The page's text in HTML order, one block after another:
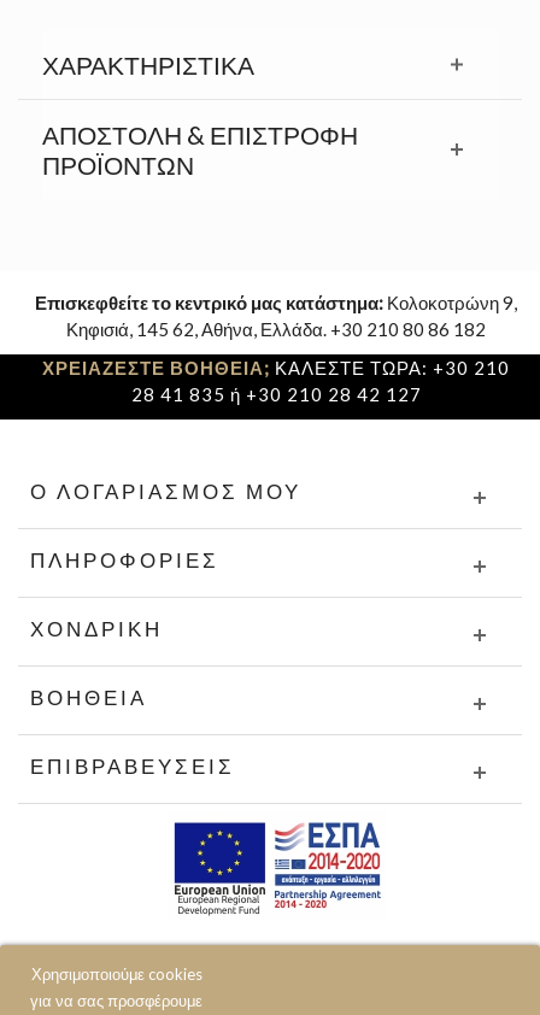
Χρησιμοποιούμε cookies
για να σας προσφέρουμε
ΧΑΡΑΚΤΗΡΙΣΤΙΚΆ
ΑΠΟΣΤΟΛΉ & ΕΠΙΣΤΡΟΦΉ
ΠΡΟΪΟΝΤΩΝ
Επισκεφθείτε το κεντρικό μας κατάστημα: Κολοκοτρώνη 9,
Κηφισιά, 145 62, Αθήνα, Ελλάδα. +30 210 80 86 182
ΧΡΕΙΑΖΕΣΤΕ ΒΟΗΘΕΙΑ; ΚΑΛΕΣΤΕ ΤΩΡΑ: +30 210
28 41 835 ή +30 210 28 42 127
Ο ΛΟΓΑΡΙΑΣΜΌΣ ΜΟΥ
ΠΛΗΡΟΦΟΡΊΕΣ
ΧΟΝΔΡΙΚΉ
ΒΟΉΘΕΙΑ
ΕΠΙΒΡΑΒΕΎΣΕΙΣ